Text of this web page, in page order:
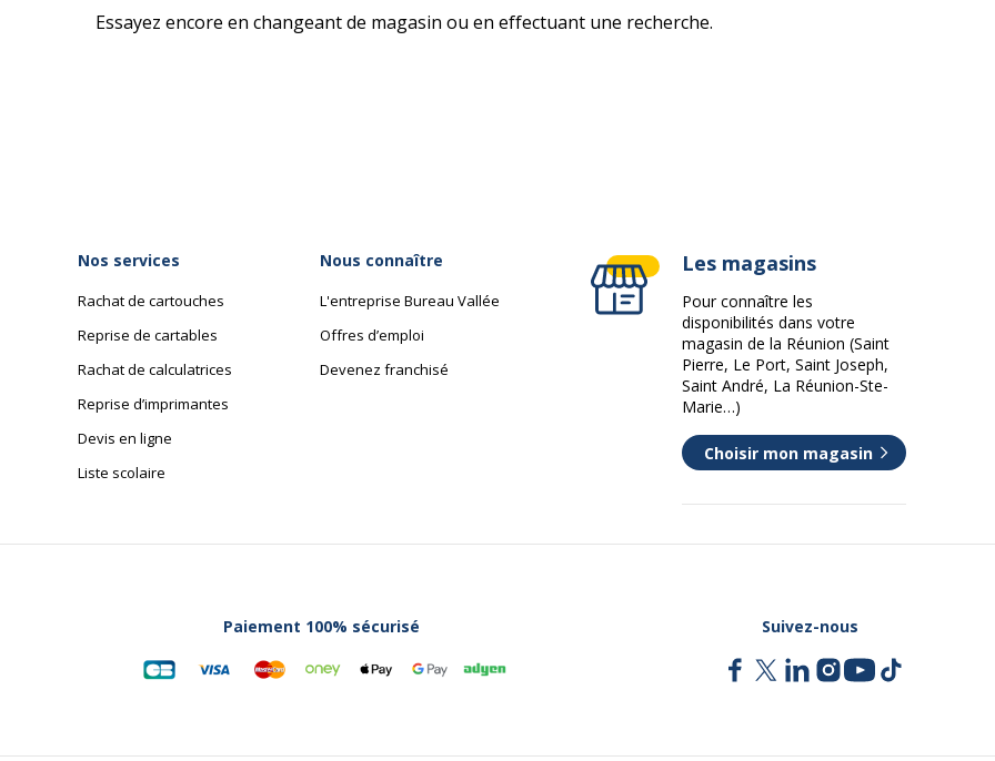
Essayez encore en changeant de magasin ou en effectuant une recherche.
Nos services
Rachat de cartouches
Reprise de cartables
Rachat de calculatrices
Reprise d’imprimantes
Devis en ligne
Liste scolaire
Nous connaître
L'entreprise Bureau Vallée
Offres d’emploi
Devenez franchisé
Les magasins
Pour connaître les
disponibilités dans votre
magasin de la Réunion (Saint
Pierre, Le Port, Saint Joseph,
Saint André, La Réunion-Ste-
Marie…)
Choisir mon magasin
Paiement 100% sécurisé Suivez-nous